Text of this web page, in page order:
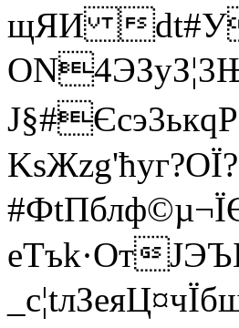
щЯИ
J§#Єсэ3ьк
KsЖzg'ћyг?OЇ­?
еТъk·Oт